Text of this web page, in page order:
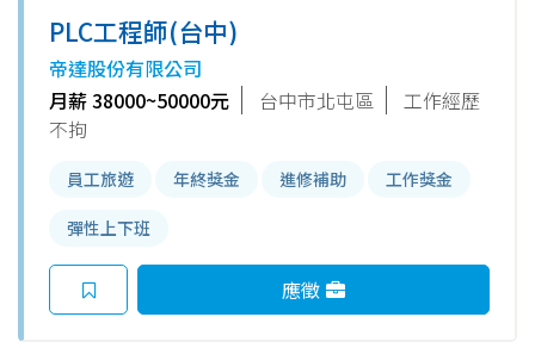
PLC工程師(台中)
帝達股份有限公司
月薪 38000~50000元
台中市北屯區
工作經歷
不拘
員工旅遊 年終獎金 進修補助 工作獎金
彈性上下班
應徵